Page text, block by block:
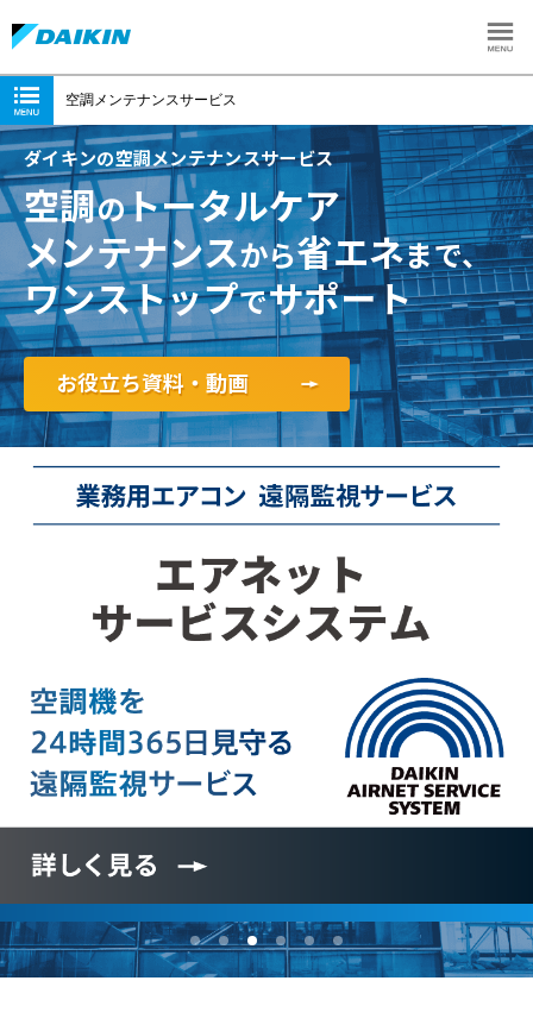
空調メンテナンスサービス
ダイキンの空調メンテナンスサービス
空調のトータルケア
メンテナンスから省エネまで、
ワンストップでサポート
お役立ち資料・動画